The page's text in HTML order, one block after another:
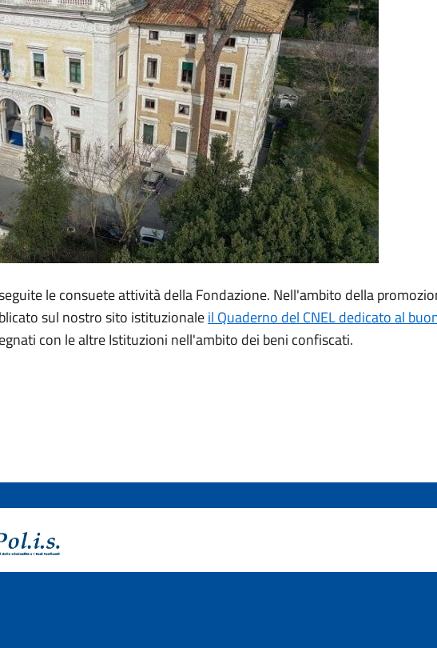
le consuete attività della Fondazione. Nell'ambito della
sul nostro sito istituzionaleil Quaderno del CNEL dedicato al
con le altre Istituzioni nell'ambito dei beni confiscati.